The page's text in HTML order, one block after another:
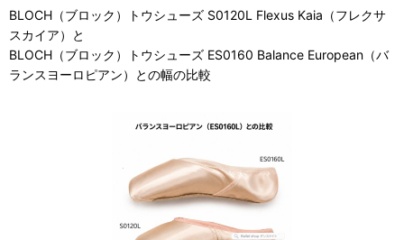
BLOCH（ブロック）トウシューズ S0120L Flexus Kaia（フレクサ
スカイア）と
BLOCH（ブロック）トウシューズ ES0160 Balance European（バ
ランスヨーロピアン）との幅の比較